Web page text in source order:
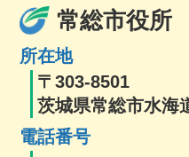
常総市役所
所在地
〒303-8501
茨城県常総市水海
電話番号